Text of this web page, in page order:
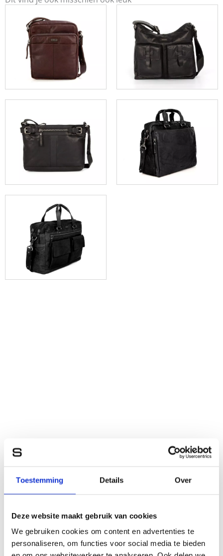
Toestemming Details Over
Deze website maakt gebruik van cookies
We gebruiken cookies om content en advertenties te
personaliseren, om functies voor social media te bieden